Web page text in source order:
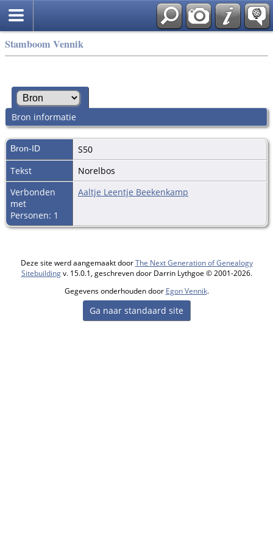
Stamboom Vennik
Bron informatie
Bron-ID
S50
Tekst
Norelbos
Verbonden
met
Personen: 1
Aaltje Leentje Beekenkamp
Deze site werd aangemaakt doorThe Next Generation of Genealogy
Sitebuildingv. 15.0.1, geschreven door Darrin Lythgoe © 2001-2026.
Gegevens onderhouden door Egon Vennik.
Ga naar standaard site